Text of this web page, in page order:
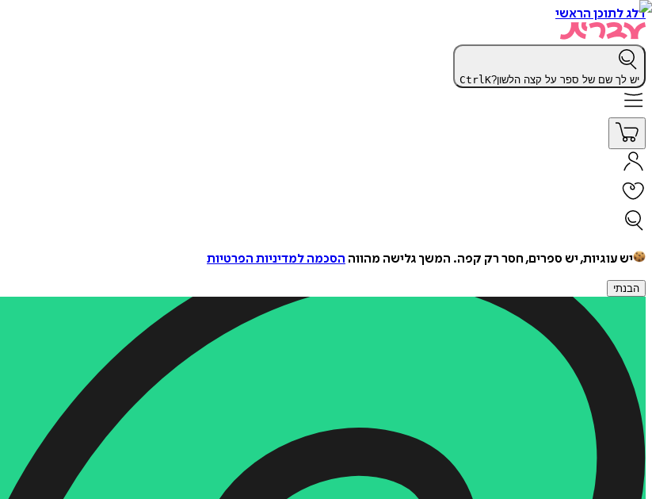
דלג לתוכן הראשי
יש לך שם של ספר על קצה הלשון? CtrlK
יש עוגיות, יש ספרים, חסר רק קפה. המשך גלישה מהווה הסכמה למדיניות הפרטיות
הבנתי